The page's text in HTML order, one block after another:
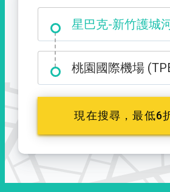
星巴克-新竹護城
大霸尖山登山口
桃園國際機場
現在搜尋，最低6